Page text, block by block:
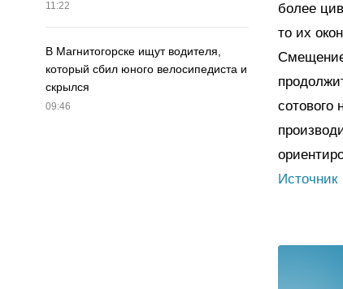
11:22
В Магнитогорске ищут водителя,
который сбил юного велосипедиста и
скрылся
09:46
более
то их
сотового
Источник